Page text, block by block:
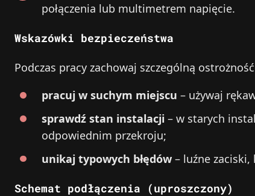
połączenia lub multimetrem napięcie.
Wskazówki bezpieczeństwa
Podczas pracy zachowaj szczególną
pracuj w suchym miejscu – używaj
sprawdź stan instalacji – w starych
odpowiednim przekroju;
unikaj typowych błędów – luźne
Schemat podłączenia (uproszczony)